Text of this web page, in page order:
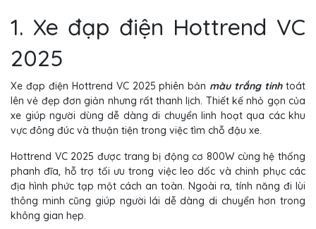
1. Xe đạp điện Hottrend VC
2025
Xe đạp điện Hottrend VC 2025 phiên bản màu trắng tinhtoát
lên vẻ đẹp đơn giản nhưng rất thanh lịch. Thiết kế nhỏ gọn của
xe giúp người dùng dễ dàng di chuyển linh hoạt qua các khu
vực đông đúc và thuận tiện trong việc tìm chỗ đậu xe.
Hottrend VC 2025 được trang bị động cơ 800W cùng hệ thống
phanh đĩa, hỗ trợ tối ưu trong việc leo dốc và chinh phục các
địa hình phức tạp một cách an toàn. Ngoài ra, tính năng đi lùi
thông minh cũng giúp người lái dễ dàng di chuyển hơn trong
không gian hẹp.